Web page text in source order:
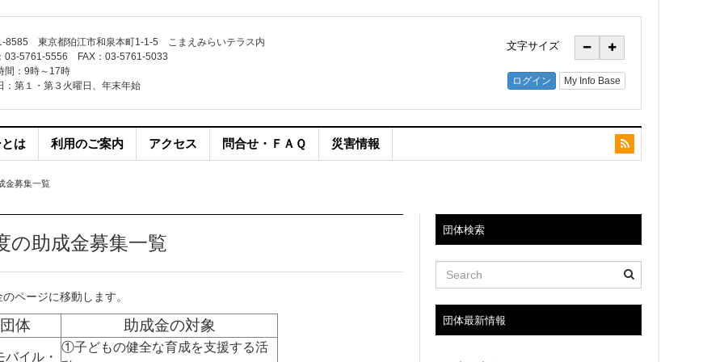
8585 東京都狛江市和泉本町1-1-5 こまえみらいテラス内
03-5761-5556 FAX：03-5761-5033
間：9時～17時
：第１・第３火曜日、年末年始
文字サイズ
は 利用のご案内 アクセス 問合せ・ＦＡＱ 災害情報
金募集一覧
の助成金募集一覧
ページに移動します。
体 助成金の対象
イル・
①子どもの健全な育成を支援する活
団体検索
団体最新情報